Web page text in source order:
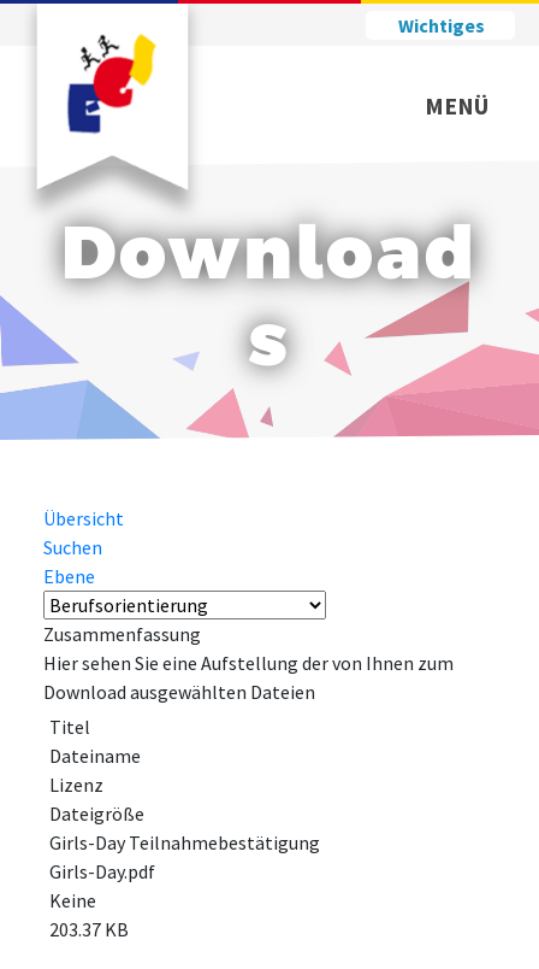
Wichtiges
MENÜ
Download
s
Übersicht
Suchen
Ebene
Zusammenfassung
Hier sehen Sie eine Aufstellung der von Ihnen zum
Download ausgewählten Dateien
Titel
Dateiname
Lizenz
Dateigröße
Girls-Day Teilnahmebestätigung
Girls-Day.pdf
Keine
203.37 KB